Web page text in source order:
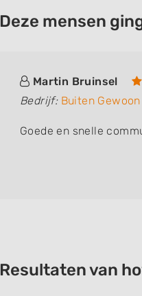
Deze mensen
Martin Bruinsel
Bedrijf: Buiten
Goede en snelle
Resultaten van